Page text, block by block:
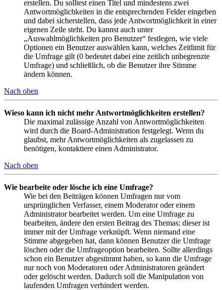
erstellen. Du solltest einen Titel und mindestens zwei
Antwortmöglichkeiten in die entsprechenden Felder eingeben
und dabei sicherstellen, dass jede Antwortmöglichkeit in einer
eigenen Zeile steht. Du kannst auch unter
„Auswahlmöglichkeiten pro Benutzer“ festlegen, wie viele
Optionen ein Benutzer auswählen kann, welches Zeitlimit für
die Umfrage gilt (0 bedeutet dabei eine zeitlich unbegrenzte
Umfrage) und schließlich, ob die Benutzer ihre Stimme
ändern können.
Nach oben
Wieso kann ich nicht mehr Antwortmöglichkeiten erstellen?
Die maximal zulässige Anzahl von Antwortmöglichkeiten
wird durch die Board-Administration festgelegt. Wenn du
glaubst, mehr Antwortmöglichkeiten als zugelassen zu
benötigen, kontaktiere einen Administrator.
Nach oben
Wie bearbeite oder lösche ich eine Umfrage?
Wie bei den Beiträgen können Umfragen nur vom
ursprünglichen Verfasser, einem Moderator oder einem
Administrator bearbeitet werden. Um eine Umfrage zu
bearbeiten, ändere den ersten Beitrag des Themas; dieser ist
immer mit der Umfrage verknüpft. Wenn niemand eine
Stimme abgegeben hat, dann können Benutzer die Umfrage
löschen oder die Umfrageoption bearbeiten. Sollte allerdings
schon ein Benutzer abgestimmt haben, so kann die Umfrage
nur noch von Moderatoren oder Administratoren geändert
oder gelöscht werden. Dadurch soll die Manipulation von
laufenden Umfragen verhindert werden.